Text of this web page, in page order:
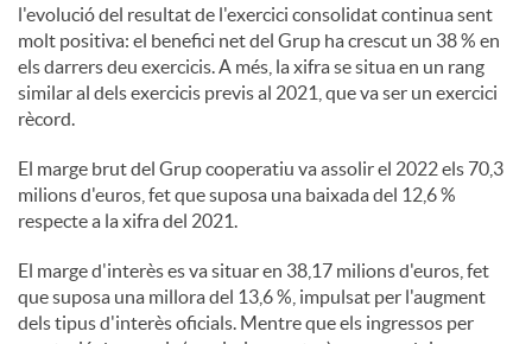
l'evolució del resultat de l'exercici consolidat continua sent
molt positiva: el benefici net del Grup ha crescut un 38 % en
els darrers deu exercicis. A més, la xifra se situa en un rang
similar al dels exercicis previs al 2021, que va ser un exercici
rècord.
El marge brut del Grup cooperatiu va assolir el 2022 els 70,3
milions d'euros, fet que suposa una baixada del 12,6 %
respecte a la xifra del 2021.
El marge d'interès es va situar en 38,17 milions d'euros, fet
que suposa una millora del 13,6 %, impulsat per l'augment
dels tipus d'interès oficials. Mentre que els ingressos per